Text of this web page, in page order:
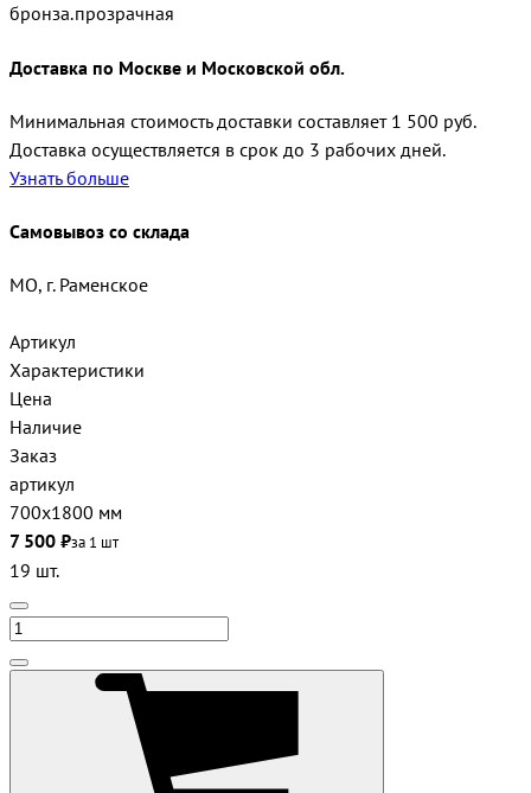
бронза.прозрачная
Доставка по Москве и Московской обл.
Минимальная стоимость доставки составляет 1 500 руб.
Доставка осуществляется в срок до 3 рабочих дней.
Узнать больше
Самовывоз со склада
МО, г. Раменское
Артикул
Характеристики
Цена
Наличие
Заказ
артикул
700х1800 мм
7 500 ₽за 1 шт
19 шт.